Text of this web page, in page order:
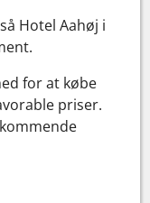
Hotel Aahøj i
for at købe
priser.